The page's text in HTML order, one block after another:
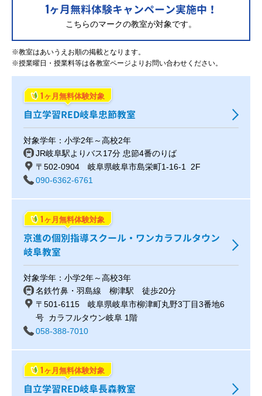
1ヶ月無料体験キャンペーン実施中！
こちらのマークの教室が対象です。
※教室はあいうえお順の掲載となります。
※授業曜日・授業料等は各教室ページよりお問い合わせください。
1 ヶ月無料体験対象
自立学習RED岐阜忠節教室
対象学年：小学2年～高校2年
JR岐阜駅よりバス17分 忠節4番のりば
〒502-0904 岐阜県岐阜市島栄町1-16-1 2F
090-6362-6761
1 ヶ月無料体験対象
京進の個別指導スクール・ワンカラフルタウン
岐阜教室
対象学年：小学2年～高校3年
名鉄竹鼻・羽島線 柳津駅 徒歩20分
〒501-6115 岐阜県岐阜市柳津町丸野3丁目3番地6
号 カラフルタウン岐阜 1階
058-388-7010
1 ヶ月無料体験対象
自立学習RED岐阜長森教室